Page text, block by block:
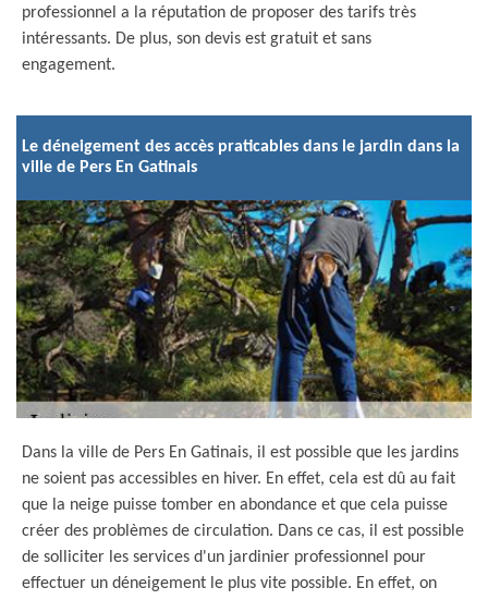
professionnel a la réputation de proposer des tarifs très
intéressants. De plus, son devis est gratuit et sans
engagement.
Le déneigement des accès praticables dans le jardin dans la
ville de Pers En Gatinais
Dans la ville de Pers En Gatinais, il est possible que les jardins
ne soient pas accessibles en hiver. En effet, cela est dû au fait
que la neige puisse tomber en abondance et que cela puisse
créer des problèmes de circulation. Dans ce cas, il est possible
de solliciter les services d'un jardinier professionnel pour
effectuer un déneigement le plus vite possible. En effet, on